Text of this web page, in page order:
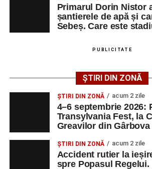
Ultimele știri din Sebeș
Investiție majoră în energie verde
centrală solară de 67,4 MWp și
O nouă viață salvată de pompierii
cățel a fost scos în siguranță de
Primarul Dorin Nistor
șantierele de apă și
Sebeș. Care este
PUBLICITATE
ȘTIRI DIN ZONĂ
ȘTIRI DIN ZONĂ acum 2 zile
4–6 septembrie 2026:
Transylvania Fest, la
Greavilor din Gârbova
ȘTIRI DIN ZONĂ acum 2 zile
Accident rutier la
spre Popasul